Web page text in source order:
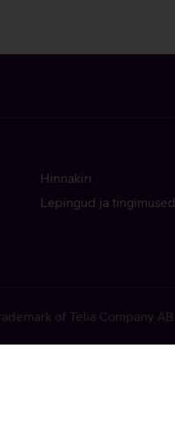
Hinnakiri
Lepingud ja tingimused
of Telia Company AB